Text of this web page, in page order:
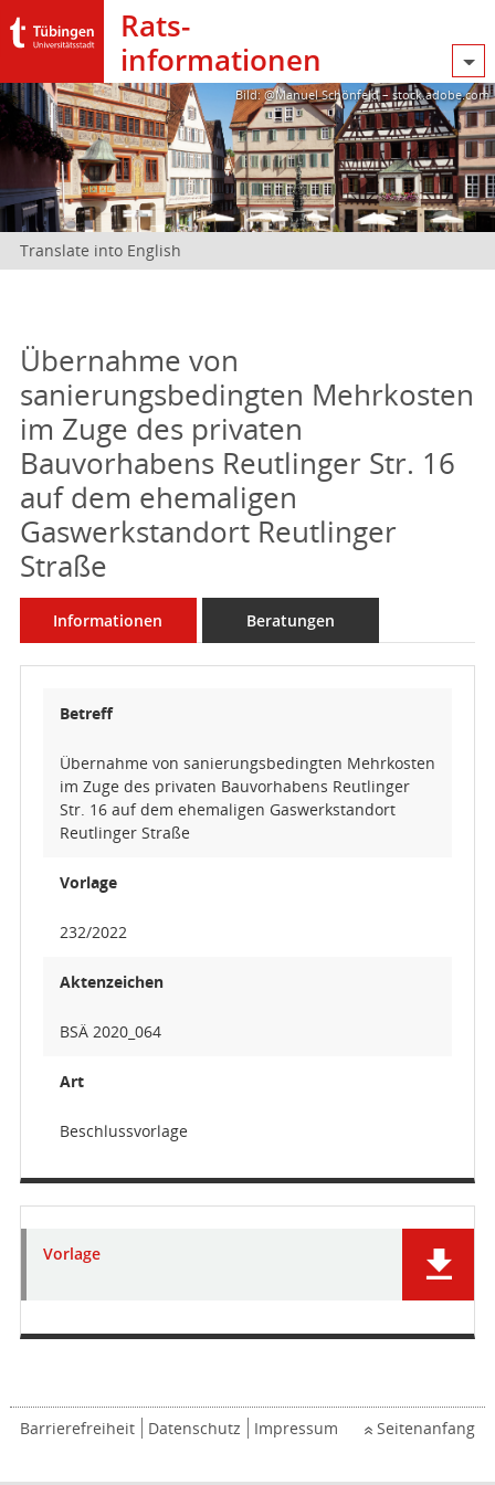
Rats­
informationen
Bild: @Manuel Schönfeld – stock.adobe.com
Translate into English
Übernahme von
sanierungsbedingten Mehrkosten
im Zuge des privaten
Bauvorhabens Reutlinger Str. 16
auf dem ehemaligen
Gaswerkstandort Reutlinger
Straße
Informationen Beratungen
Betreff
Übernahme von sanierungsbedingten Mehrkosten
im Zuge des privaten Bauvorhabens Reutlinger
Str. 16 auf dem ehemaligen Gaswerkstandort
Reutlinger Straße
Vorlage
232/2022
Aktenzeichen
BSÄ 2020_064
Art
Beschlussvorlage
Vorlage
Barrierefreiheit Datenschutz Impressum Seitenanfang